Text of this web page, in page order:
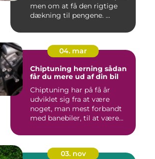
men om at få den rigtige
dækning til pengene. ...
04. mar
Chiptuning herning sådan
får du mere ud af din bil
Chiptuning har på få år
udviklet sig fra at være
noget, man mest forbandt
med banebiler, til at være...
03. nov